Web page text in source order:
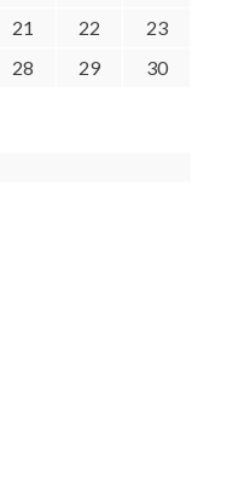
21 22
23
28 29
30